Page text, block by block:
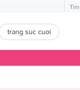
trang suc cuoi